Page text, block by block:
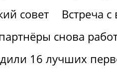
совет
Встреча
снова
16 лучших